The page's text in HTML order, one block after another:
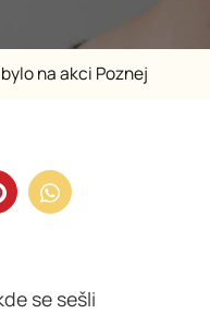
na akci Poznej
se sešli